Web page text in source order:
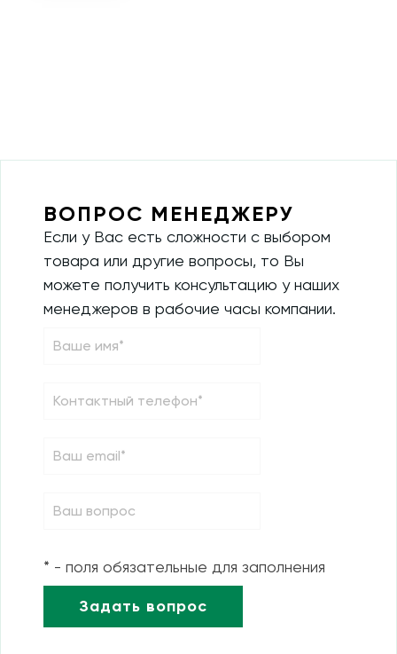
ВОПРОС МЕНЕДЖЕРУ
Если у Вас есть сложности с выбором
товара или другие вопросы, то Вы
можете получить консультацию у наших
менеджеров в рабочие часы компании.
* - поля обязательные для заполнения